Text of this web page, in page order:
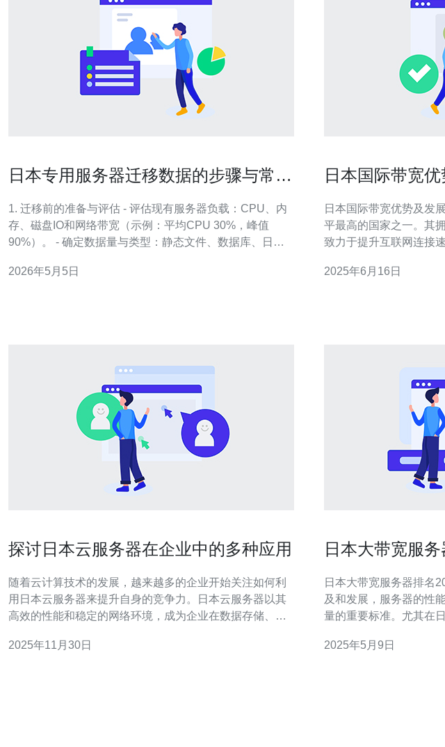
日本专用服务器迁移数据的步骤与常见
1. 迁移前的准备与评估 - 评估现有服务器负载：CPU、内
存、磁盘IO和网络带宽（示例：平均CPU 30%，峰值
90%）。 - 确定数据量与类型：静态文件、数据库、日
120GB）。 - 网络带宽与链路测试：使用 iperf3 测试两端
2026年5月5日
日本国际带宽
日本国际带宽优势及发展情况 日本是亚洲地区
平最高的国家之一。其
致力于提升互联网连接
带宽需求不断增加。为
2025年6月16日
探讨日本云服务器在企业中的多种应用
随着云计算技术的发展，越来越多的企业开始关注如何利
用日本云服务器来提升自身的竞争力。日本云服务器以其
高效的性能和稳定的网络环境，成为企业在数据存储、网
讨日本云服务器在企业中的多种应用，帮助企业更好地理
2025年11月30日
日本大带宽服
日本大带宽服务器排名2021: 精准
及和发展，服务器的性
量的重要标准。尤其在
年的日本大带宽服务器
2025年5月9日